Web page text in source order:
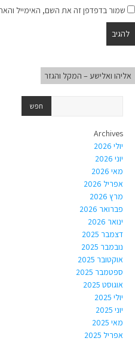
שמור בדפדפן זה את השם, האימייל
אליהו ואלישע – המקל והגזר
Archives
יולי 2026
יוני 2026
מאי 2026
אפריל 2026
מרץ 2026
פברואר 2026
ינואר 2026
דצמבר 2025
נובמבר 2025
אוקטובר 2025
ספטמבר 2025
אוגוסט 2025
יולי 2025
יוני 2025
מאי 2025
אפריל 2025